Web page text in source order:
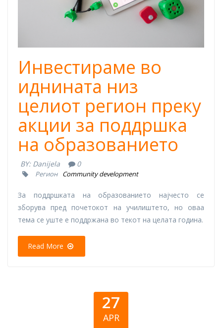
Инвестираме во
иднината низ
целиот регион преку
акции за поддршка
на образованието
BY: Danijela 0
Регион Community development
За поддршката на образованието најчесто се
зборува пред почетокот на училиштето, но оваа
тема се уште е поддржана во текот на целата година.
Read More
27
APR